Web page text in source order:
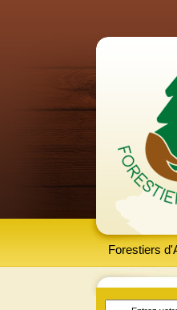
Forestiers